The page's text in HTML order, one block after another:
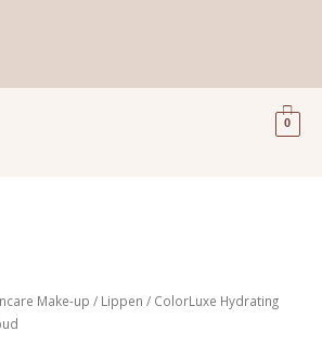
0
Make-up / Lippen / ColorLuxe Hydrating